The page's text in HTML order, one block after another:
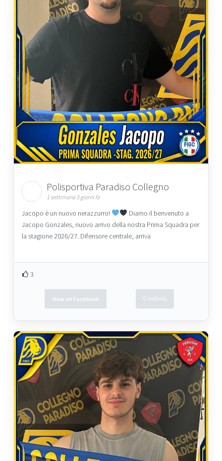
Polisportiva Paradiso Collegno
1 settimana 3 giorni fa
Jacopo è un nuovo nerazzurro!
Diamo il benvenuto a
Jacopo Gonzales, nuovo arrivo della nostra Prima Squadra per
la stagione 2026/27. Difensore centrale, arriva
3
View on Facebook Condividi